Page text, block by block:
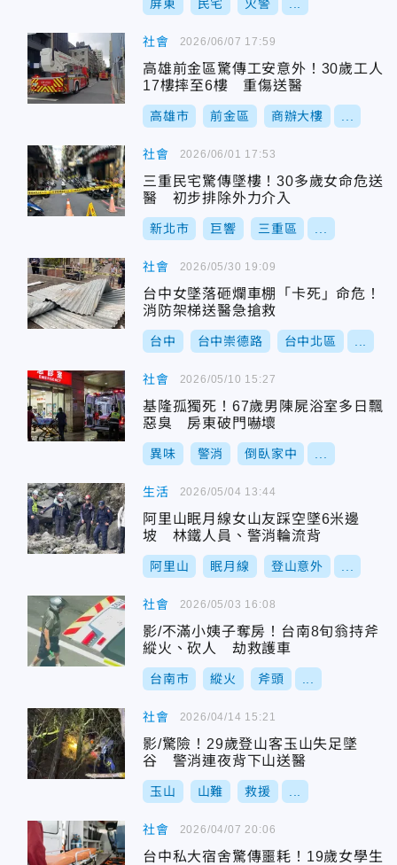
屏東 民宅 火警
社會
高雄前金區驚傳工安意外！30歲工人
17樓摔至6樓 重傷送醫
高雄市 前金區 商辦大樓
2026/06/07 17:59
社會
三重民宅驚傳墜樓！30多歲女命危送
醫 初步排除外力介入
新北市 巨響 三重區
2026/06/01 17:53
社會
台中女墜落砸爛車棚「卡死」命危！
消防架梯送醫急搶救
台中 台中崇德路 台中北區
2026/05/30 19:09
社會
基隆孤獨死！67歲男陳屍浴室多日飄
惡臭 房東破門嚇壞
異味 警消 倒臥家中
2026/05/10 15:27
生活
阿里山眠月線女山友踩空墜6米邊
坡 林鐵人員、警消輪流背
阿里山 眠月線 登山意外
2026/05/04 13:44
社會
影/不滿小姨子奪房！台南8旬翁持斧
縱火、砍人 劫救護車
台南市 縱火 斧頭
2026/05/03 16:08
社會
影/驚險！29歲登山客玉山失足墜
谷 警消連夜背下山送醫
玉山 山難 救援
2026/04/14 15:21
社會
台中私大宿舍驚傳噩耗！19歲女學生
2026/04/07 20:06